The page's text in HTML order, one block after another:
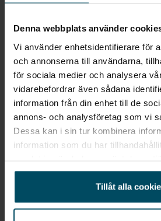
Denna webbplats använder
Vi använder enhetsidentifierare för
och annonserna till användarna,
för sociala medier och analysera
vidarebefordrar även sådana
information från din enhet till de
annons- och analysföretag som vi
Dessa kan i sin tur kombinera
information som du har
Tillåt alla
Vetlanda
Ford Mustang Mach-E Elbil
BEGAGNAD 2021 •6110 mil •Elbil
Inkl. moms Inkl. moms